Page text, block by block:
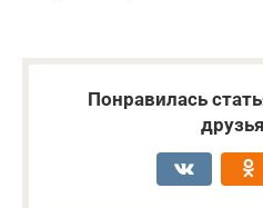
Понравилась